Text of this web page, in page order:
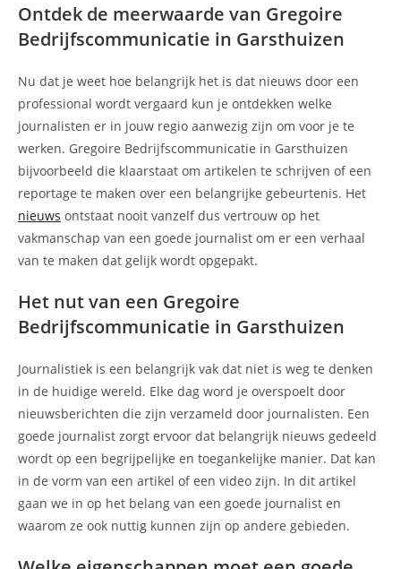
Ontdek de meerwaarde van Gregoire
Bedrijfscommunicatie in Garsthuizen
Nu dat je weet hoe belangrijk het is dat nieuws door een
professional wordt vergaard kun je ontdekken welke
journalisten er in jouw regio aanwezig zijn om voor je te
werken. Gregoire Bedrijfscommunicatie in Garsthuizen
bijvoorbeeld die klaarstaat om artikelen te schrijven of een
reportage te maken over een belangrijke gebeurtenis. Het
nieuws ontstaat nooit vanzelf dus vertrouw op het
vakmanschap van een goede journalist om er een verhaal
van te maken dat gelijk wordt opgepakt.
Het nut van een Gregoire
Bedrijfscommunicatie in Garsthuizen
Journalistiek is een belangrijk vak dat niet is weg te denken
in de huidige wereld. Elke dag word je overspoelt door
nieuwsberichten die zijn verzameld door journalisten. Een
goede journalist zorgt ervoor dat belangrijk nieuws gedeeld
wordt op een begrijpelijke en toegankelijke manier. Dat kan
in de vorm van een artikel of een video zijn. In dit artikel
gaan we in op het belang van een goede journalist en
waarom ze ook nuttig kunnen zijn op andere gebieden.